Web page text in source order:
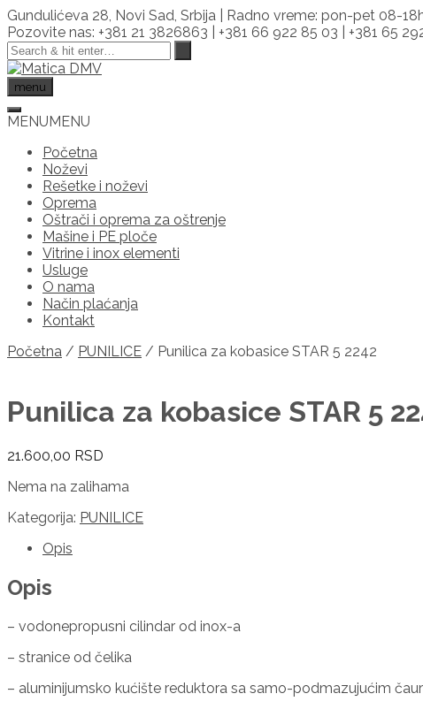
Skip
to
content
Gundulićeva 28, Novi Sad, Srbija | Radno vreme: pon-pet 08-
Pozovite nas: +381 21 3826863 | +381 66 922 85 03 | +381 65
menu
MENUMENU
Početna
Noževi
Rešetke i noževi
Oprema
Oštrači i oprema za oštrenje
Mašine i PE ploče
Vitrine i inox elementi
Usluge
O nama
Način plaćanja
Kontakt
Početna / PUNILICE / Punilica za kobasice STAR 5 2242
Punilica za kobasice STAR 5
21.600,00 RSD
Nema na zalihama
Kategorija: PUNILICE
Opis
Opis
– vodonepropusni cilindar od inox-a
– stranice od čelika
– aluminijumsko kućište reduktora sa samo-podmazujućim